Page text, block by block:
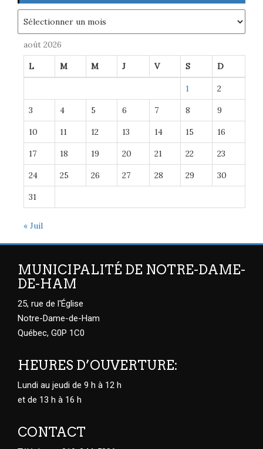
août 2026
L M M J V S D
1 2
3 4 5 6 7 8 9
10 11 12 13 14 15 16
17 18 19 20 21 22 23
24 25 26 27 28 29 30
31
« Juil
MUNICIPALITÉ DE NOTRE-DAME-
DE-HAM
25, rue de l'Église
Notre-Dame-de-Ham
Québec, G0P 1C0
HEURES D’OUVERTURE:
Lundi au jeudi de 9 h à 12 h
et de 13 h à 16 h
CONTACT